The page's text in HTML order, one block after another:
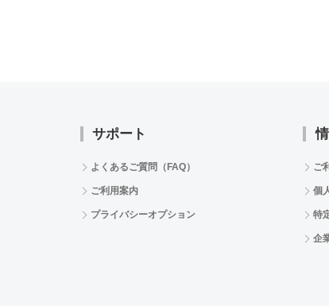
サポート
よくあるご質問（FAQ）
ご利用案内
プライバシーオプション
ご
個
特
企